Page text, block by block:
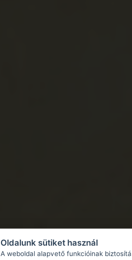
Oldalunk sütiket használ
A weboldal alapvető funkcióinak